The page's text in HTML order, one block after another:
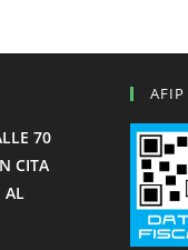
70
CITA
AL
AFIP